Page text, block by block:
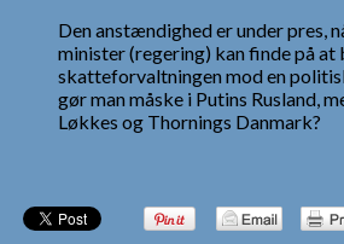
Den anstændighed er under pres,
minister (regering) kan finde på at
skatteforvaltningen mod en
gør man måske i Putins Rusland,
Løkkes og Thornings Danmark?